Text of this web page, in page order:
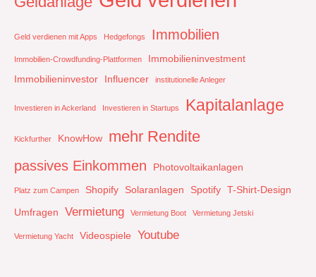
Geld verdienen mit Apps Hedgefongs Immobilien
Immobilien-Crowdfunding-Plattformen
Immobilieninvestment
Immobilieninvestor
Influencer institutionelle Anleger
Investieren in Ackerland Investieren in Startups Kapitalanlage
Kickfurther KnowHow mehr Rendite
passives Einkommen Photovoltaikanlagen
Platz zum Campen Shopify Solaranlagen Spotify T-Shirt-Design
Umfragen
Vermietung Vermietung Boot Vermietung Jetski
Vermietung Yacht Videospiele Youtube